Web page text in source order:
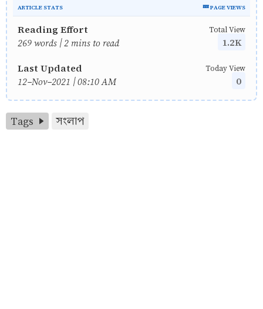
ARTICLE STATS 💤 PAGE VIEWS
Reading Effort
269 words | 2 mins to read
Total View
1.2K
Last Updated
12-Nov-2021 | 08:10 AM
Today View
0
Tags সংলাপ